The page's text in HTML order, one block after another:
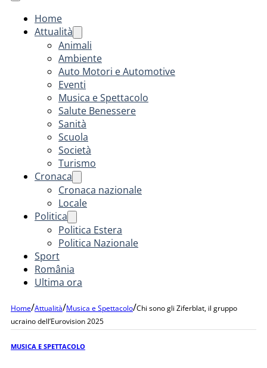
Home
Attualità
Animali
Ambiente
Auto Motori e Automotive
Eventi
Musica e Spettacolo
Salute Benessere
Sanità
Scuola
Società
Turismo
Cronaca
Cronaca nazionale
Locale
Politica
Politica Estera
Politica Nazionale
Sport
România
Ultima ora
Home/Attualità/Musica e Spettacolo/Chi sono gli Ziferblat, il gruppo
ucraino dell’Eurovision 2025
MUSICA E SPETTACOLO